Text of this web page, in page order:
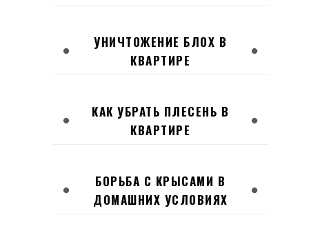
УНИЧТОЖЕНИЕ БЛОХ В
КВАРТИРЕ
КАК УБРАТЬ ПЛЕСЕНЬ В
КВАРТИРЕ
БОРЬБА С КРЫСАМИ В
ДОМАШНИХ УСЛОВИЯХ